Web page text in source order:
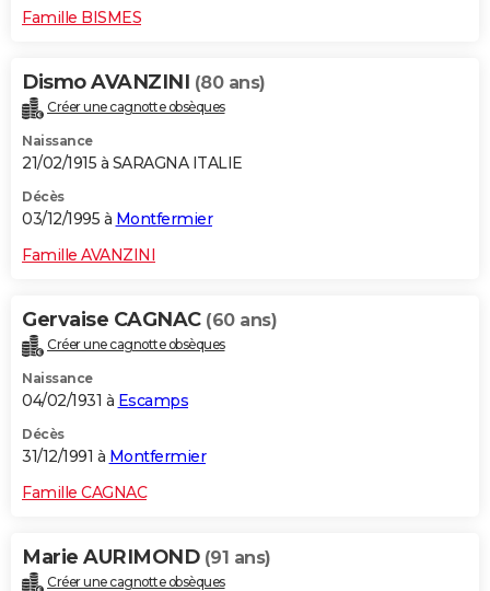
Famille BISMES
Dismo AVANZINI (80 ans)
Créer une cagnotte obsèques
Naissance
21/02/1915 à SARAGNA ITALIE
Décès
03/12/1995 à Montfermier
Famille AVANZINI
Gervaise CAGNAC (60 ans)
Créer une cagnotte obsèques
Naissance
04/02/1931 à Escamps
Décès
31/12/1991 à Montfermier
Famille CAGNAC
Marie AURIMOND (91 ans)
Créer une cagnotte obsèques